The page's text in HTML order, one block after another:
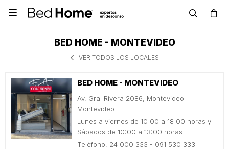

BED HOME - MONTEVIDEO
VER TODOS LOS LOCALES
BED HOME - MONTEVIDEO
Av. Gral Rivera 2086, Montevideo -
Montevideo.
Lunes a viernes de 10:00 a 18:00 horas y
Sábados de 10:00 a 13:00 horas
Teléfono: 24 000 333 - 091 530 333